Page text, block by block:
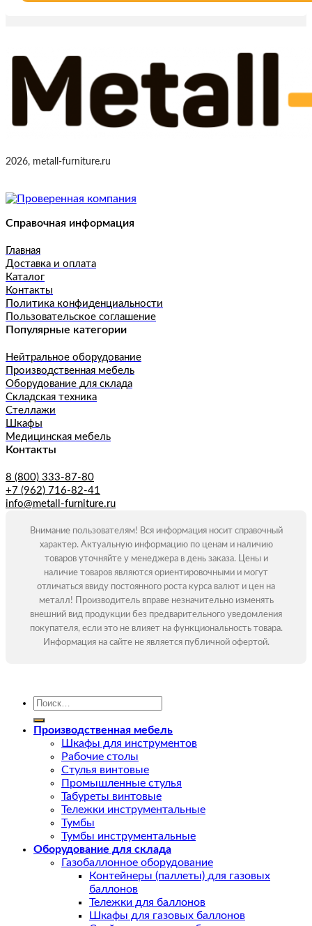
2026, metall-furniture.ru
Справочная информация
Главная
Доставка и оплата
Каталог
Контакты
Политика конфиденциальности
Пользовательское соглашение
Популярные категории
Нейтральное оборудование
Производственная мебель
Оборудование для склада
Складская техника
Стеллажи
Шкафы
Медицинская мебель
Контакты
8 (800) 333-87-80
+7 (962) 716-82-41
info@metall-furniture.ru
Внимание пользователям! Вся информация носит справочный
характер. Актуальную информацию по ценам и наличию
товаров уточняйте у менеджера в день заказа. Цены и
наличие товаров являются ориентировочными и могут
отличаться ввиду постоянного роста курса валют и цен на
металл! Производитель вправе незначительно изменять
внешний вид продукции без предварительного уведомления
покупателя, если это не влияет на функциональность товара.
Информация на сайте не является публичной офертой.
Искать:
Производственная мебель
Шкафы для инструментов
Рабочие столы
Стулья винтовые
Промышленные стулья
Табуреты винтовые
Тележки инструментальные
Тумбы
Тумбы инструментальные
Оборудование для склада
Газобаллонное оборудование
Контейнеры (паллеты) для газовых
баллонов
Тележки для баллонов
Шкафы для газовых баллонов